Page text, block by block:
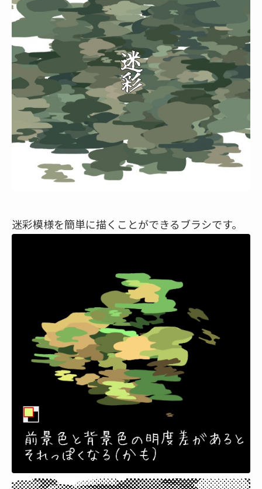
迷彩模様を簡単に描くことができるブラシです。